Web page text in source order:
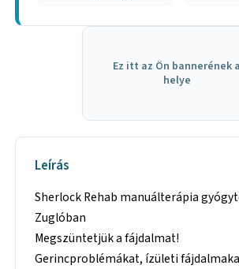
Ez itt az Ön bannerének a
helye
Leírás
Sherlock Rehab manuálterápia
Zuglóban
Megszüntetjük a fájdalmat!
Gerincproblémákat, ízületi